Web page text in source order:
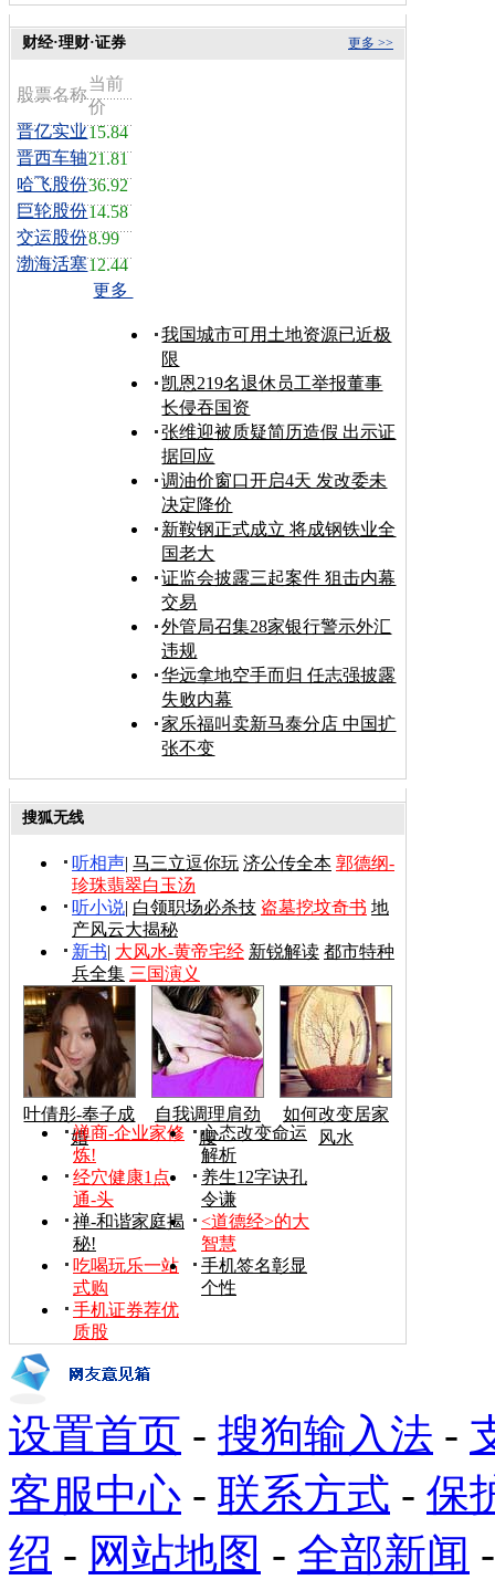
更多 >>
财经·理财·证券
股票名称
当前
价
晋亿实业15.84
晋西车轴21.81
哈飞股份36.92
巨轮股份14.58
交运股份8.99
渤海活塞12.44
更多
我国城市可用土地资源已近极
限
凯恩219名退休员工举报董事
长侵吞国资
张维迎被质疑简历造假 出示证
据回应
调油价窗口开启4天 发改委未
决定降价
新鞍钢正式成立 将成钢铁业全
国老大
证监会披露三起案件 狙击内幕
交易
外管局召集28家银行警示外汇
违规
华远拿地空手而归 任志强披露
失败内幕
家乐福叫卖新马泰分店 中国扩
张不变
搜狐无线
听相声| 马三立逗你玩 济公传全本 郭德纲-
珍珠翡翠白玉汤
听小说| 白领职场必杀技 盗墓挖坟奇书 地
产风云大揭秘
新书| 大风水-黄帝宅经 新锐解读 都市特种
兵全集 三国演义
叶倩彤-奉子成
婚
自我调理肩劲
腰
如何改变居家
风水
禅商-企业家修
炼!
心态改变命运
解析
经穴健康1点
通-头
养生12字诀孔
令谦
禅-和谐家庭揭
秘!
<道德经>的大
智慧
吃喝玩乐一站
式购
手机签名彰显
个性
手机证券荐优
质股
设置首页 - 搜狗输入法 -
客服中心 - 联系方式 - 保
绍 - 网站地图 - 全部新闻